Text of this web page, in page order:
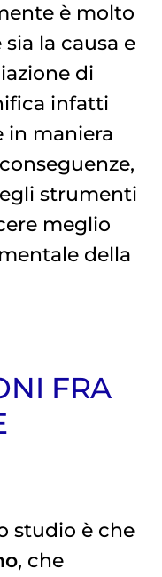
è molto
la causa e
di
infatti
in maniera
strumenti
meglio
della
FRA
studio è che
, che